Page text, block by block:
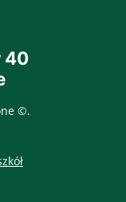
40
©.
otwiera się w